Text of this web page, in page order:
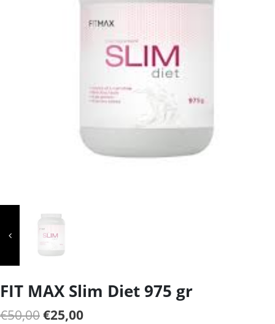
FIT MAX Slim Diet 975 gr
€50,00Il
€25,00Il